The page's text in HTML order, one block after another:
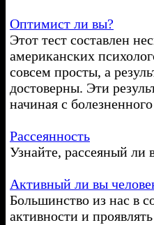
Оптимист ли вы?
Этот тест составлен
американских
совсем просты, а
достоверны. Эти
начиная с
Рассеянность
Узнайте, рассеяный ли
Активный ли вы
Большинство из нас в
активности и